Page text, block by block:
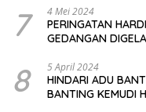
7 4 Mei 2024
PERINGATAN
GEDANGAN
8 5 April 2024
HINDARI ADU
BANTING KEMUDI